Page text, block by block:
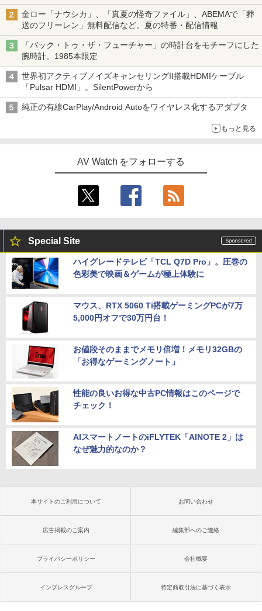
金ロー「ナウシカ」、「真夏の怪奇ファイル」、ABEMAで「葬
送のフリーレン」無料配信など。夏の特番・配信情報
「バック・トゥ・ザ・フューチャー」の時計台をモチーフにした
腕時計。1985本限定
世界初アクティブノイズキャンセリングII搭載HDMIケーブル
「Pulsar HDMI」。SilentPowerから
純正の有線CarPlay/Android Autoをワイヤレス化するアダプタ
もっと見る
AV Watch をフォローする
Special Site
ハイグレードテレビ「TCL Q7D Pro」。圧巻の
色彩美で映画＆ゲームが極上体験に
マウス、RTX 5060 Ti搭載ゲーミングPCが7万
5,000円オフで30万円台！
お値段そのままでメモリ倍増！メモリ32GBの
「お得なゲーミングノート」
性能の良いお得な中古PC情報はこのページで
チェック！
AIスマートノートのiFLYTEK「AINOTE 2」は
なぜ魅力的なのか？
本サイトのご利用について お問い合わせ
広告掲載のご案内 編集部へのご連絡
プライバシーポリシー 会社概要
インプレスグループ 特定商取引法に基づく表示